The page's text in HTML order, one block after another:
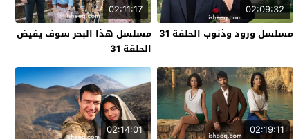
02:09:32
مسلسل ورود وذنوب الحلقة 31
02:11:17
مسلسل هذا البحر سوف يفيض
الحلقة 31
02:19:11
02:14:01